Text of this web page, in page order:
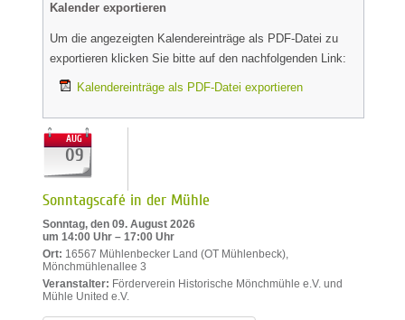
Kalender exportieren
Um die angezeigten Kalendereinträge als PDF-Datei zu
exportieren klicken Sie bitte auf den nachfolgenden Link:
Kalendereinträge als PDF-Datei exportieren
AUG
09
Sonntagscafé in der Mühle
Sonntag, den 09. August 2026
um 14:00 Uhr – 17:00 Uhr
Ort: 16567 Mühlenbecker Land (OT Mühlenbeck),
Mönchmühlenallee 3
Veranstalter: Förderverein Historische Mönchmühle e.V. und
Mühle United e.V.